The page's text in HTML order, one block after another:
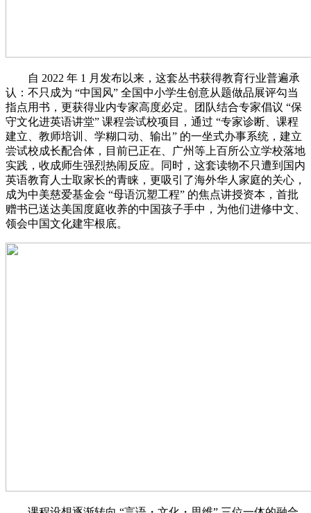
自 2022 年 1 月发布以来，这套丛书获得教育行业普遍承
认：不只成为 “中国风” 全国中小学生创意从题做品展评勾当
指点用书，更获得业内专家高度必定。团队结合专家倡议 “保
守文化进英语讲堂” 课程尝试校项目，通过 “专家诊断、课程
建立、教师培训、学糊口动、输出” 的一坐式办事系统，建立
尝试校成长配合体，目前已正在、广州等上百所公立学校落地
实践，收成师生强烈热闹反应。同时，这套读物不只遭到国内
英语教育人士取家长的青睐，更吸引了海外华人家庭的关心，
成为中美慈爱基金会 “母语沉塑工程” 的焦点讲授资本，首批
赠书已送达美国度庭收养的中国孩子手中，为他们进修中文、
领会中国文化建牢根底。